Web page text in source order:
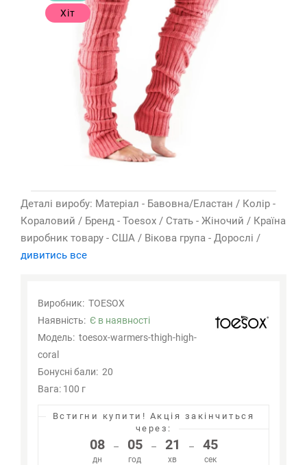
Хіт
Деталі виробу: Матеріал - Бавовна/Еластан / Колір -
Кораловий / Бренд - Toesox / Стать - Жіночий / Країна
виробник товару - США / Вікова група - Дорослі /
дивитись все
Виробник: TOESOX
Наявність: Є в наявності
Модель: toesox-warmers-thigh-high-
coral
Бонусні бали: 20
Вага: 100 г
Встигни купити! Акція закінчиться
через:
08
дн
– 05
год
– 21
хв
– 45
сек